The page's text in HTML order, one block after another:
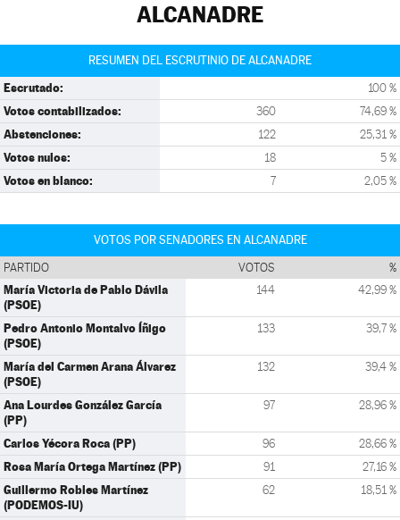
ALCANADRE
RESUMEN DEL ESCRUTINIO DE ALCANADRE
Escrutado: 100 %
Votos contabilizados: 360 74,69 %
Abstenciones: 122 25,31 %
Votos nulos: 18 5 %
Votos en blanco: 7 2,05 %
VOTOS POR SENADORES EN ALCANADRE
PARTIDO VOTOS %
María Victoria de Pablo Dávila
(PSOE)
144 42,99 %
Pedro Antonio Montalvo Íñigo
(PSOE)
133 39,7 %
María del Carmen Arana Álvarez
(PSOE)
132 39,4 %
Ana Lourdes González García
(PP)
97 28,96 %
Carlos Yécora Roca (PP) 96 28,66 %
Rosa María Ortega Martínez (PP) 91 27,16 %
Guillermo Robles Martínez
(PODEMOS-IU)
62 18,51 %